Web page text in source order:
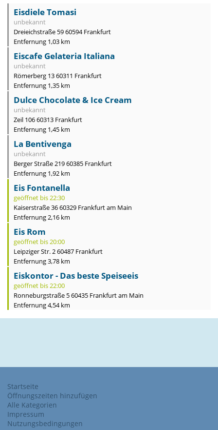
Eisdiele Tomasi
unbekannt
Dreieichstraße 59 60594 Frankfurt
Entfernung 1,03 km
Eiscafe Gelateria Italiana
unbekannt
Römerberg 13 60311 Frankfurt
Entfernung 1,35 km
Dulce Chocolate & Ice Cream
unbekannt
Zeil 106 60313 Frankfurt
Entfernung 1,45 km
La Bentivenga
unbekannt
Berger Straße 219 60385 Frankfurt
Entfernung 1,92 km
Eis Fontanella
geöffnet bis 22:30
Kaiserstraße 36 60329 Frankfurt am Main
Entfernung 2,16 km
Eis Rom
geöffnet bis 20:00
Leipziger Str. 2 60487 Frankfurt
Entfernung 3,78 km
Eiskontor - Das beste Speiseeis
geöffnet bis 22:00
Ronneburgstraße 5 60435 Frankfurt am Main
Entfernung 4,54 km
Startseite
Öffnungszeiten hinzufügen
Alle Kategorien
Impressum
Nutzungsbedingungen